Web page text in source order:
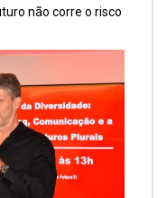
não corre o risco